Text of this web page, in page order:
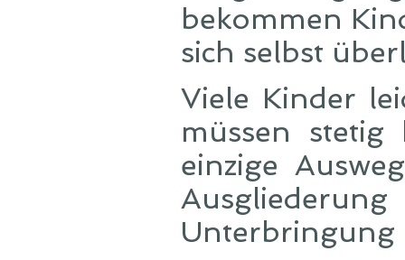
bekommen
sich selbst
Viele Kinder
müssen
einzige
Unterbringung